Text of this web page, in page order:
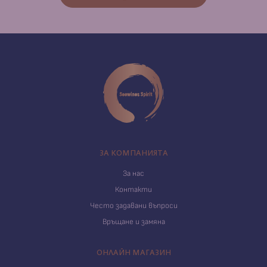
ЗА КОМПАНИЯТА
За нас
Контакти
Често задавани въпроси
Връщане и замяна
ОНЛАЙН МАГАЗИН